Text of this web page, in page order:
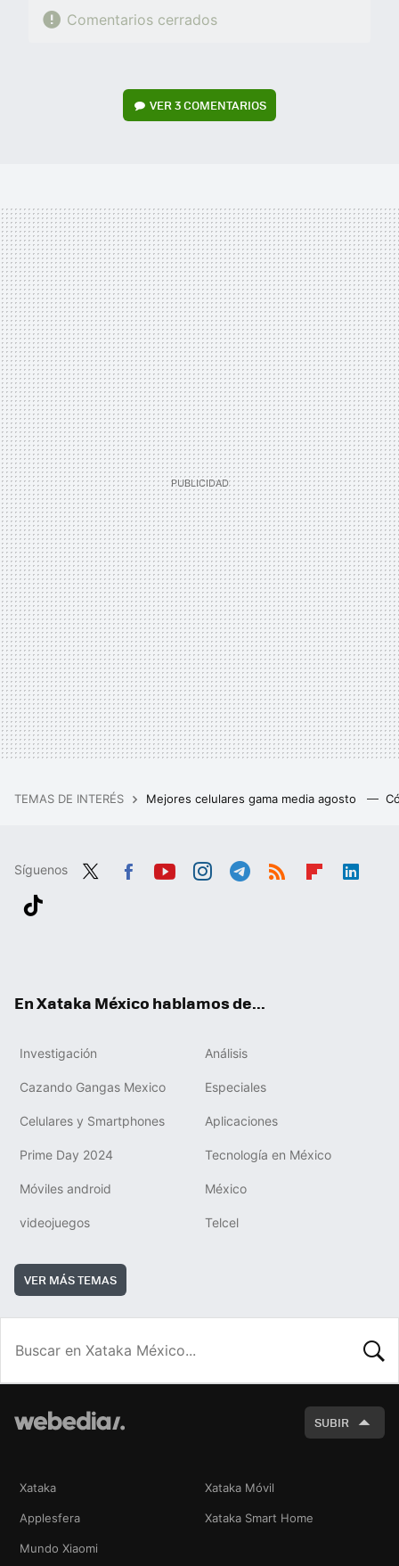
Comentarios cerrados
VER3 COMENTARIOS
TEMAS DE INTERÉS Mejores celulares gama media agosto
Síguenos
En Xataka México hablamos de...
Investigación Análisis
Cazando Gangas Mexico Especiales
Celulares y Smartphones Aplicaciones
Prime Day 2024 Tecnología en México
Móviles android México
videojuegos Telcel
VER MÁS TEMAS
SUBIR
Xataka Xataka Móvil
Applesfera Xataka Smart Home
Mundo Xiaomi